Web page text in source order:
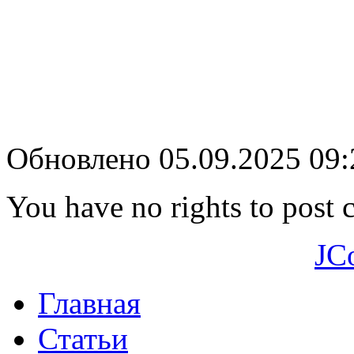
Обновлено 05.09.2025
You have no rights to post
Главная
Статьи